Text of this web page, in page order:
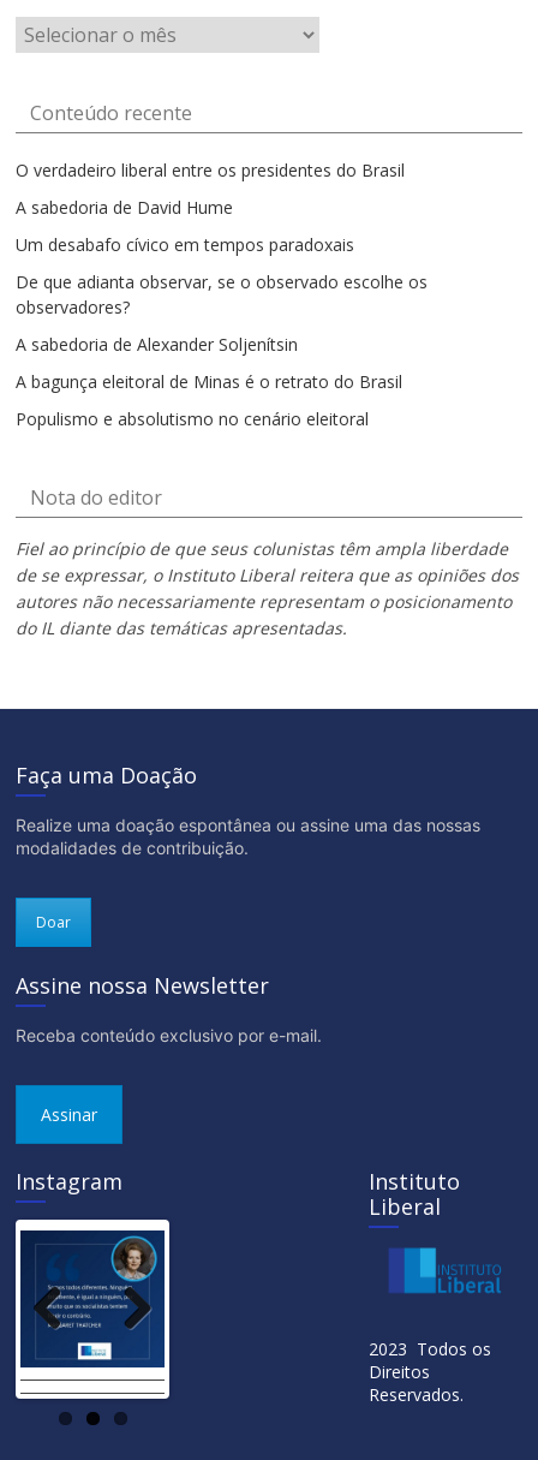
Artigos
por
Conteúdo recente
O verdadeiro liberal entre os presidentes do Brasil
A sabedoria de David Hume
Um desabafo cívico em tempos paradoxais
De que adianta observar, se o observado escolhe os
observadores?
A sabedoria de Alexander Soljenítsin
A bagunça eleitoral de Minas é o retrato do Brasil
Populismo e absolutismo no cenário eleitoral
Nota do editor
Fiel ao princípio de que seus colunistas têm ampla liberdade
de se expressar, o Instituto Liberal reitera que as opiniões dos
autores não necessariamente representam o posicionamento
do IL diante das temáticas apresentadas.
Faça uma Doação
Realize uma doação espontânea ou assine uma das nossas
modalidades de contribuição.
Doar
Assine nossa Newsletter
Receba conteúdo exclusivo por e-mail.
Assinar
Instagram
ous
Instituto
Liberal
2023 Todos os
Direitos
Reservados.